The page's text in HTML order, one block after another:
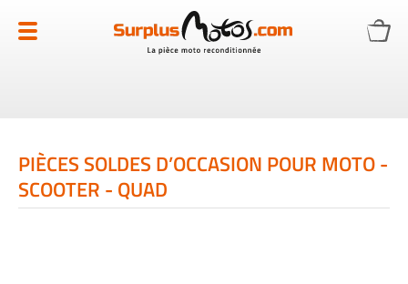
au
contenu
PIÈCES SOLDES D’OCCASION POUR MOTO -
SCOOTER - QUAD